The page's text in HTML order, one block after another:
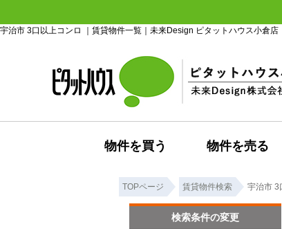
宇治市 3口以上コンロ ｜賃貸物件一覧｜未来Design ピタットハウス小倉店
物件を買う 物件を売る
TOPページ 賃貸物件検索 宇治市 3
検索条件の変更